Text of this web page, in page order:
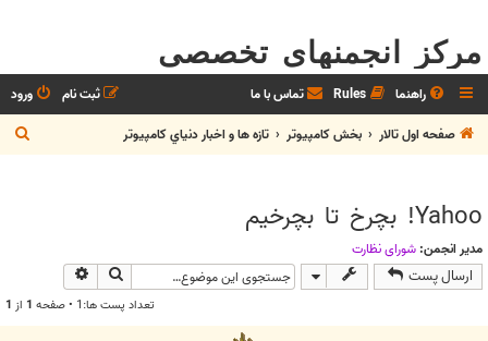
مرکز انجمنهای تخصصی
راهنما Rules تماس با ما ورود
ثبت نام
صفحه اول تالار
بخش كامپيوتر تازه ها و اخبار دنياي کامپيوتر
س
Yahoo! بچرخ تا بچرخيم
مدیر انجمن: شوراي نظارت
ارسال پست جستجو
تعداد پست ها:1 • صفحه 1 از 1